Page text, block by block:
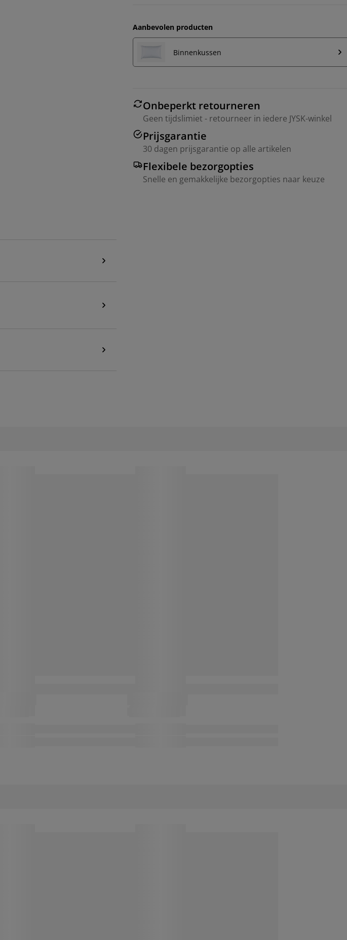
Aanbevolen producten
Binnenkussen
Onbeperkt retourneren
Geen tijdslimiet - retourneer in iedere JYSK-winkel
Prijsgarantie
30 dagen prijsgarantie op alle artikelen
Flexibele bezorgopties
Snelle en gemakkelijke bezorgopties naar keuze